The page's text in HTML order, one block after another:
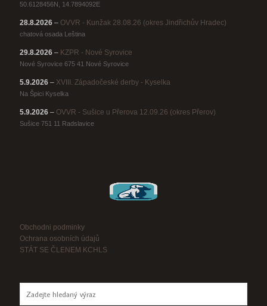
50.6128456N, 14.7894092E
28.8.2026 – OVVR - Kunžak 28.08.26 (okres Jindřichův Hradec)
chatová osada Leština
29.8.2026 – KZPR - Nové Syrovice
Nové Syrovice 675 41 Nové Syrovice
5.9.2026 – XVIII. Západočeské derby - Kyselka
Na Špici Kyselka
5.9.2026 – OVVR - Sušice u Přerova 12.09.26 (okres Přerov)
Sušice 751 11 Radslavice
Obchodni podminky
Ochrana osobních údajů
STÁT SE ČLENEM KCHLS